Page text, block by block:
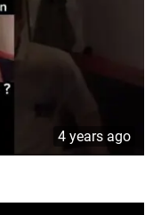
4 years ago